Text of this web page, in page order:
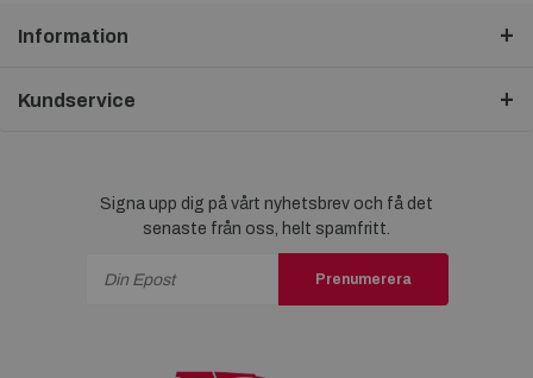
Information
Kundservice
Signa upp dig på vårt nyhetsbrev och få det
senaste från oss, helt spamfritt.
Prenumerera